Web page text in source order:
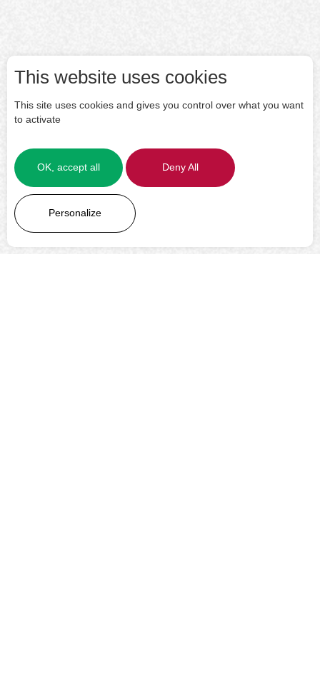
This website uses cookies
This site uses cookies and gives you control over what you want
to activate
OK, accept all Deny All
Personalize